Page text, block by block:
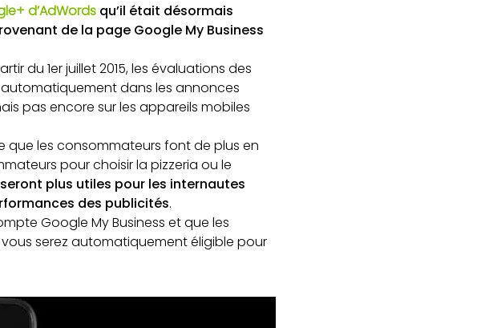
d’AdWords qu’il était désormais
de la page Google My Business
du 1er juillet 2015, les évaluations des
dans les annonces
pas encore sur les appareils mobiles
que les consommateurs font de plus en
pour choisir la pizzeria ou le
plus utiles pour les internautes
des publicités.
Google My Business et que les
serez automatiquement éligible pour